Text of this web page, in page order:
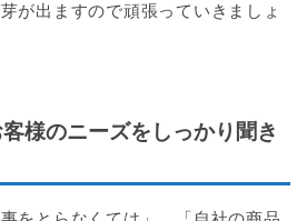
が出ますので頑張っていきましょ
様のニーズをしっかり聞き